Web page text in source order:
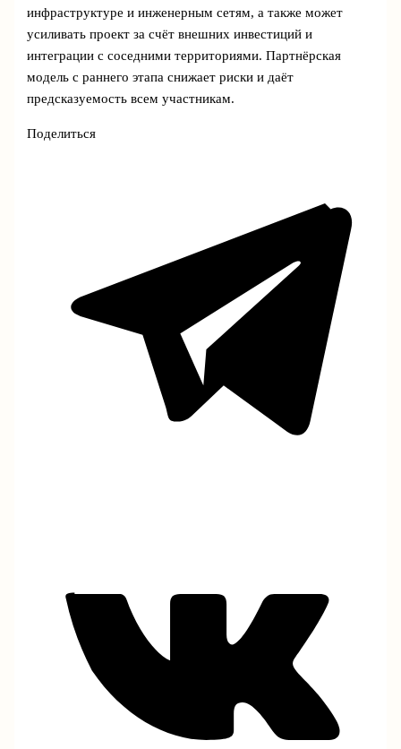
инфраструктуре и инженерным сетям, а также может
усиливать проект за счёт внешних инвестиций и
интеграции с соседними территориями. Партнёрская
модель с раннего этапа снижает риски и даёт
предсказуемость всем участникам.
Поделиться